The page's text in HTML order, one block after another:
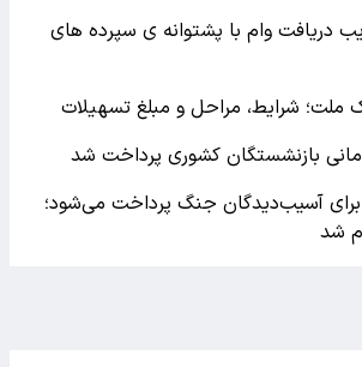
دریافت وام با پشتوانه ی سپرده های
ملت؛ شرایط، مراحل و مبلغ تسهیلات
آسیب‌دیدگان جنگ پرداخت می‌شود؛
شد